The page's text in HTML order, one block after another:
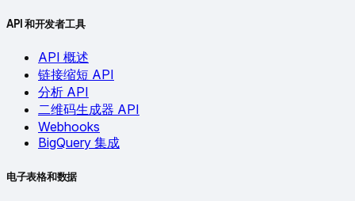
API 和开发者工具
API 概述
链接缩短 API
分析 API
二维码生成器 API
Webhooks
BigQuery 集成
电子表格和数据